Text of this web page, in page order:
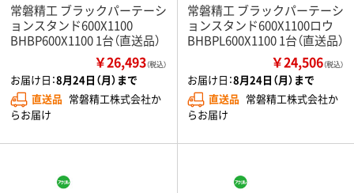
常磐精工 ブラックパーテーシ
ョンスタンド600X1100
BHBP600X1100 1台（直送品）
￥26,493（税込）
お届け日：8月24日（月）まで
直送品 常磐精工株式会社か
らお届け
常磐精工 ブラックパーテーシ
ョンスタンド600X1100ロウ
BHBPL600X1100 1台（直送品）
￥24,506（税込）
お届け日：8月24日（月）まで
直送品 常磐精工株式会社か
らお届け